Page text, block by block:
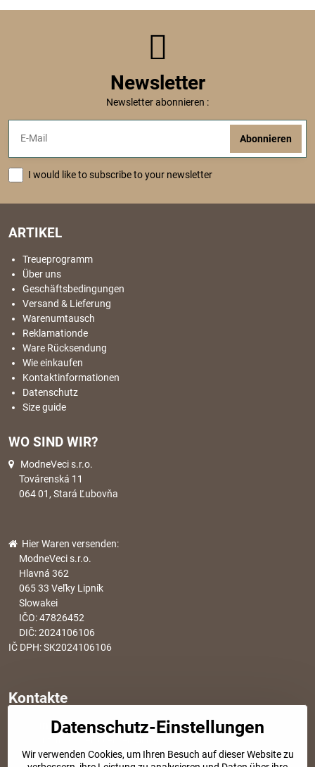
Newsletter
Newsletter abonnieren :
Abonnieren
I would like to subscribe to your newsletter
ARTIKEL
Treueprogramm
Über uns
Geschäftsbedingungen
Versand & Lieferung
Warenumtausch
Reklamationde
Ware Rücksendung
Wie einkaufen
Kontaktinformationen
Datenschutz
Size guide
WO SIND WIR?
ModneVeci s.r.o.
Továrenská 11
064 01, Stará Ľubovňa
Hier Waren versenden:
ModneVeci s.r.o.
Hlavná 362
065 33 Veľky Lipník
Slowakei
IČO: 47826452
DIČ: 2024106106
IČ DPH: SK2024106106
Kontakte
info​@modischesachen​.de
+421 917 917 801
Datenschutz-Einstellungen
Wir verwenden Cookies, um Ihren Besuch auf dieser Website zu